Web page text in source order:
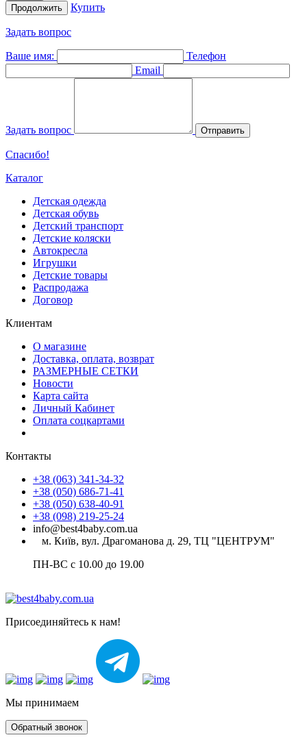
Продолжить
Купить
Задать вопрос
Ваше имя:
Телефон
Email
Задать вопрос Отправить
Спасибо!
Каталог
Детская одежда
Детская обувь
Детский транспорт
Детские коляски
Автокресла
Игрушки
Детские товары
Распродажа
Договор
Клиентам
О магазине
Доставка, оплата, возврат
РАЗМЕРНЫЕ СЕТКИ
Новости
Карта сайта
Личный Кабинет
Оплата соцкартами
Контакты
+38 (063) 341-34-32
+38 (050) 686-71-41
+38 (050) 638-40-91
+38 (098) 219-25-24
info@best4baby.com.ua
м. Київ, вул. Драгоманова д. 29, ТЦ "ЦЕНТРУМ"
ПН-ВС с 10.00 до 19.00
Присоединяйтесь к нам!
Мы принимаем
Обратный звонок